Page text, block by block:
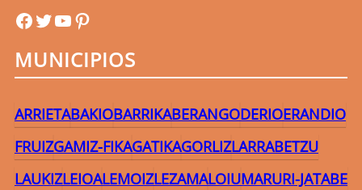
uribefmuribefmYouTube Pinterest
MUNICIPIOS
ARRIETABAKIOBARRIKABERANGODERIOERANDIO
FRUIZGAMIZ-FIKAGATIKAGORLIZLARRABETZU
LAUKIZLEIOALEMOIZLEZAMALOIUMARURI-JATABE